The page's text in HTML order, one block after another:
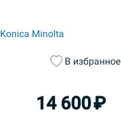
Konica Minolta
В избранное
14 600₽